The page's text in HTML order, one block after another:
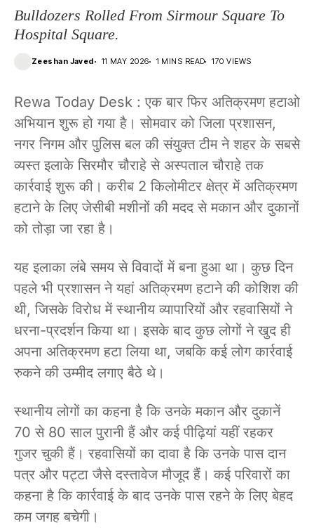
Bulldozers Rolled From Sirmour Square To
Hospital Square.
Zeeshan Javed 11 MAY 2026 1 MINS READ 170 VIEWS
Rewa Today Desk : एक बार फिर अतिक्रमण हटाओ
अभियान शुरू हो गया है। सोमवार को जिला प्रशासन,
नगर निगम और पुलिस बल की संयुक्त टीम ने शहर के सबसे
व्यस्त इलाके सिरमौर चौराहे से अस्पताल चौराहे तक
कार्रवाई शुरू की। करीब 2 किलोमीटर क्षेत्र में अतिक्रमण
हटाने के लिए जेसीबी मशीनों की मदद से मकान और दुकानों
को तोड़ा जा रहा है।
यह इलाका लंबे समय से विवादों में बना हुआ था। कुछ दिन
पहले भी प्रशासन ने यहां अतिक्रमण हटाने की कोशिश की
थी, जिसके विरोध में स्थानीय व्यापारियों और रहवासियों ने
धरना-प्रदर्शन किया था। इसके बाद कुछ लोगों ने खुद ही
अपना अतिक्रमण हटा लिया था, जबकि कई लोग कार्रवाई
रुकने की उम्मीद लगाए बैठे थे।
स्थानीय लोगों का कहना है कि उनके मकान और दुकानें
70 से 80 साल पुरानी हैं और कई पीढ़ियां यहीं रहकर
गुजर चुकी हैं। रहवासियों का दावा है कि उनके पास दान
पत्र और पट्टा जैसे दस्तावेज मौजूद हैं। कई परिवारों का
कहना है कि कार्रवाई के बाद उनके पास रहने के लिए बेहद
कम जगह बचेगी।